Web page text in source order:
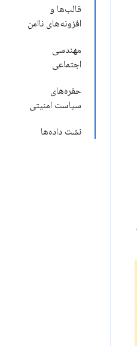
قالب‌ها و
افزونه‌های ناامن
مهندسی
اجتماعی
حفره‌های
سیاست امنیتی
نشت داده‌ها